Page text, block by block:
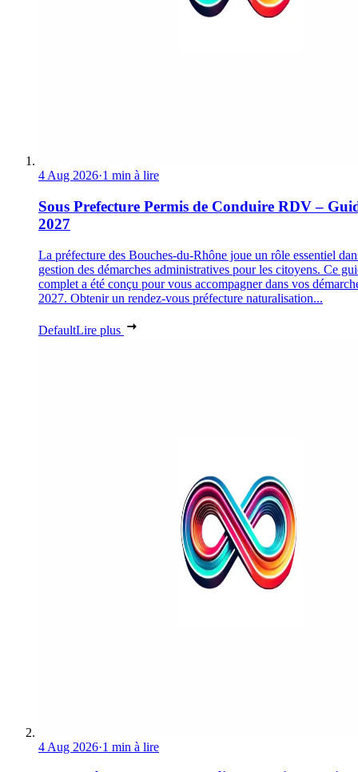
4 Aug 2026·1 min à lire
Sous Prefecture Permis de Conduire RDV –
2027
La préfecture des Bouches-du-Rhône joue un rôle essentiel
gestion des démarches administratives pour les citoyens. Ce
complet a été conçu pour vous accompagner dans vos
2027. Obtenir un rendez-vous préfecture naturalisation...
DefaultLire plus
4 Aug 2026·1 min à lire